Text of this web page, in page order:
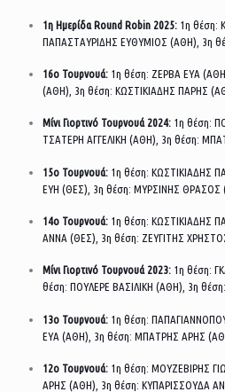
1η Ημερίδα Round Robin 2025: 1η θέση:
ΠΑΠΑΣΤΑΥΡΙΔΗΣ ΕΥΘΥΜΙΟΣ (ΑΘΗ), 3η
16ο Τουρνουά: 1η θέση: ΖΕΡΒΑ ΕΥΑ
(ΑΘΗ), 3η θέση: ΚΩΣΤΙΚΙΑΔΗΣ ΠΑΡΗΣ
Μίνι Γιορτινό Τουρνουά 2024: 1η θέση:
ΤΣΑΤΕΡΗ ΑΓΓΕΛΙΚΗ (ΑΘΗ), 3η θέση:
15ο Τουρνουά: 1η θέση: ΚΩΣΤΙΚΙΑΔΗΣ
ΕΥΗ (ΘΕΣ), 3η θέση: ΜΥΡΣΙΝΗΣ ΘΡΑΣΟΣ
14ο Τουρνουά: 1η θέση: ΚΩΣΤΙΚΙΑΔΗΣ
ΑΝΝΑ (ΘΕΣ), 3η θέση: ΖΕΥΓΙΤΗΣ
Μίνι Γιορτινό Τουρνουά 2023: 1η θέση:
θέση: ΠΟΥΛΕΡΕ ΒΑΣΙΛΙΚΗ (ΑΘΗ), 3η
13ο Τουρνουά: 1η θέση:
ΕΥΑ (ΑΘΗ), 3η θέση: ΜΠΑΤΡΗΣ ΑΡΗΣ
12ο Τουρνουά: 1η θέση: ΜΟΥΖΕΒΙΡΗΣ
ΑΡΗΣ (ΑΘΗ), 3η θέση: ΚΥΠΑΡΙΣΣΟΥΔΑ